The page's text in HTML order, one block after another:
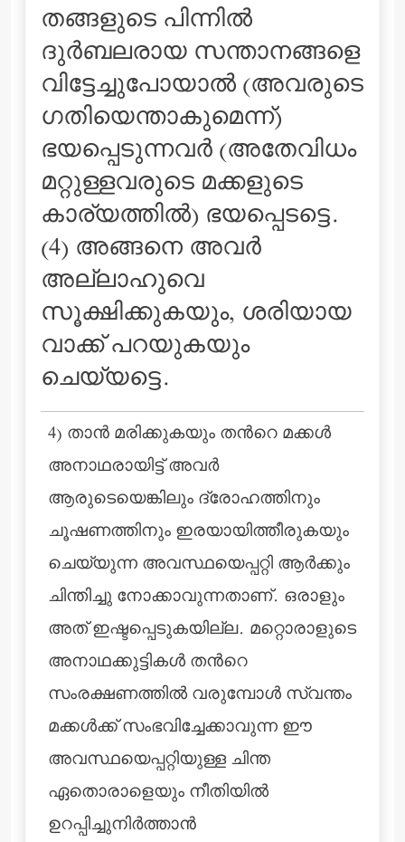
തങ്ങളുടെ പിന്നില്‍
ദുര്‍ബലരായ സന്താനങ്ങളെ
വിട്ടേച്ചുപോയാല്‍ (അവരുടെ
ഗതിയെന്താകുമെന്ന്‌)
ഭയപ്പെടുന്നവര്‍ (അതേവിധം
മറ്റുള്ളവരുടെ മക്കളുടെ
കാര്യത്തില്‍) ഭയപ്പെടട്ടെ.
(4) അങ്ങനെ അവര്‍
അല്ലാഹുവെ
സൂക്ഷിക്കുകയും, ശരിയായ
വാക്ക് പറയുകയും
ചെയ്യട്ടെ.
4) താന്‍ മരിക്കുകയും തന്‍റെ മക്കള്‍
അനാഥരായിട്ട് അവര്‍
ആരുടെയെങ്കിലും ദ്രോഹത്തിനും
ചൂഷണത്തിനും ഇരയായിത്തീരുകയും
ചെയ്യുന്ന അവസ്ഥയെപ്പറ്റി ആര്‍ക്കും
ചിന്തിച്ചു നോക്കാവുന്നതാണ്. ഒരാളും
അത് ഇഷ്ടപ്പെടുകയില്ല. മറ്റൊരാളുടെ
അനാഥക്കുട്ടികള്‍ തന്‍റെ
സംരക്ഷണത്തില്‍ വരുമ്പോള്‍ സ്വന്തം
മക്കള്‍ക്ക് സംഭവിച്ചേക്കാവുന്ന ഈ
അവസ്ഥയെപ്പറ്റിയുള്ള ചിന്ത
ഏതൊരാളെയും നീതിയില്‍
ഉറപ്പിച്ചുനിര്‍ത്താന്‍